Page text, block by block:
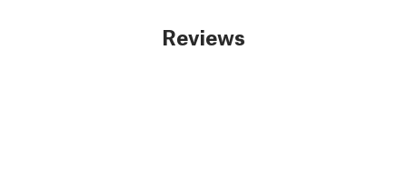
Reviews